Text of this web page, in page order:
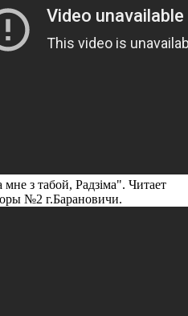
з табой, Радзiма". Читает
№2 г.Барановичи.